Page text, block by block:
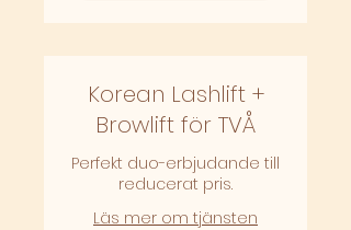
Korean Lashlift +
Browlift för TVÅ
Perfekt duo-erbjudande till
reducerat pris.
Läs mer om tjänsten